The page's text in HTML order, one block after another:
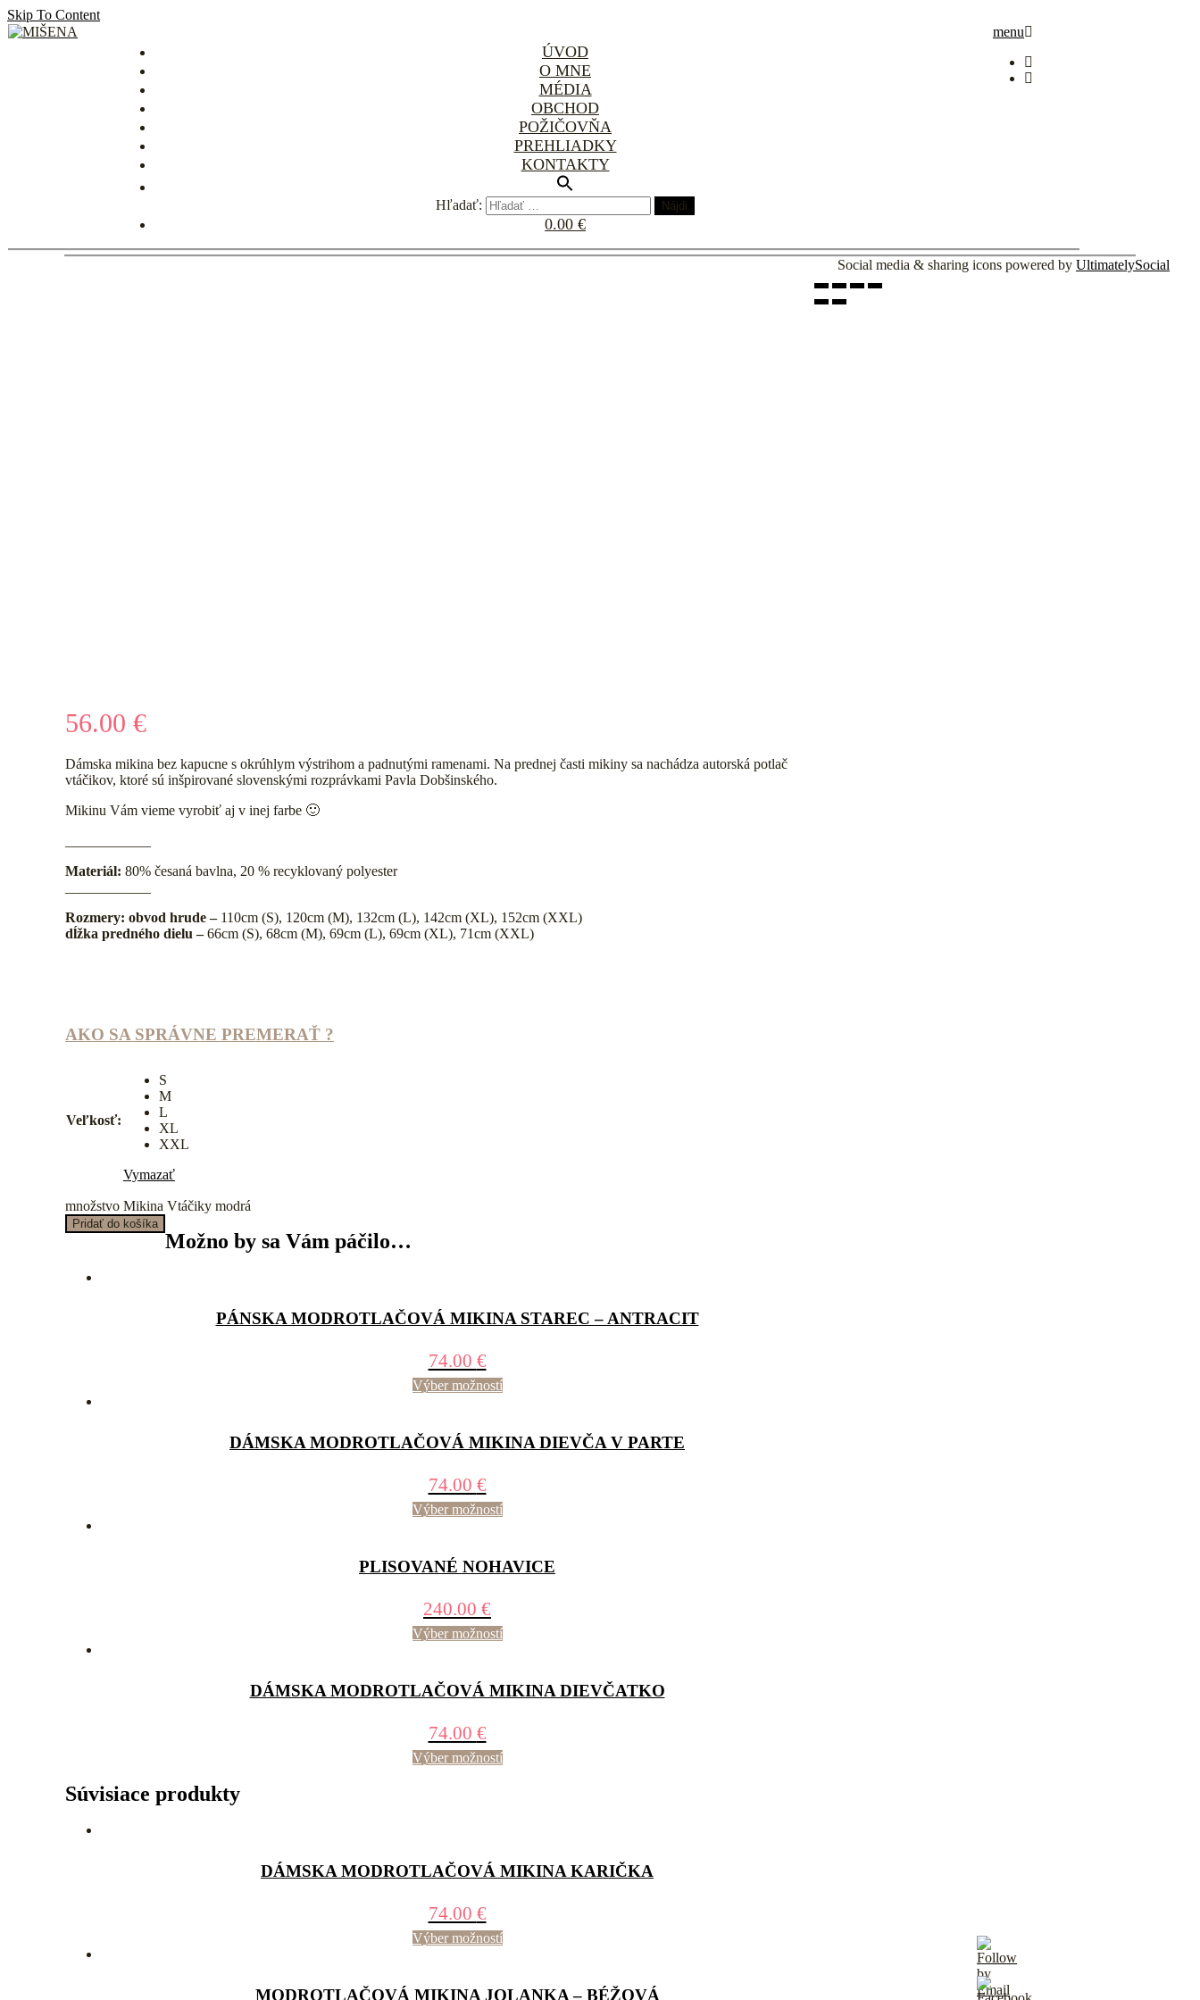
Skip To Content
ÚVOD
O MNE
MÉDIA
OBCHOD
POŽIČOVŇA
PREHLIADKY
KONTAKTY
Hľadať:
0.00 €
menu
56.00 €
Dámska mikina bez kapucne s okrúhlym výstrihom a padnutými ramenami. Na prednej časti mikiny sa nachádza autorská potlač
vtáčikov, ktoré sú inšpirované slovenskými rozprávkami Pavla Dobšinského.
Mikinu Vám vieme vyrobiť aj v inej farbe 🙂
Materiál: 80% česaná bavlna, 20 % recyklovaný polyester
Rozmery: obvod hrude –110cm (S), 120cm (M), 132cm (L), 142cm (XL), 152cm (XXL)
dĺžka predného dielu –66cm (S), 68cm (M), 69cm (L), 69cm (XL), 71cm (XXL)
AKO SA SPRÁVNE PREMERAŤ ?
Veľkosť:
S
M
L
XL
XXL
Vymazať
množstvo Mikina Vtáčiky modrá
Pridať do košíka
Možno by sa Vám páčilo…
PÁNSKA MODROTLAČOVÁ MIKINA STAREC – ANTRACIT
74.00 €
Výber možností
DÁMSKA MODROTLAČOVÁ MIKINA DIEVČA V PARTE
74.00 €
Výber možností
PLISOVANÉ NOHAVICE
240.00 €
Výber možností
DÁMSKA MODROTLAČOVÁ MIKINA DIEVČATKO
74.00 €
Výber možností
Súvisiace produkty
DÁMSKA MODROTLAČOVÁ MIKINA KARIČKA
74.00 €
Výber možností
MODROTLAČOVÁ MIKINA JOLANKA – BÉŽOVÁ
Social media & sharing icons powered by UltimatelySocial